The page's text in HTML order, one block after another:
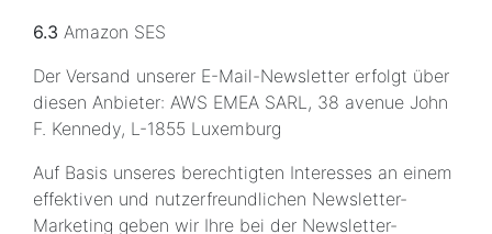
6.3 Amazon SES
Der Versand unserer E-Mail-Newsletter erfolgt über
diesen Anbieter: AWS EMEA SARL, 38 avenue John
F. Kennedy, L-1855 Luxemburg
Auf Basis unseres berechtigten Interesses an einem
effektiven und nutzerfreundlichen Newsletter-
Marketing geben wir Ihre bei der Newsletter-